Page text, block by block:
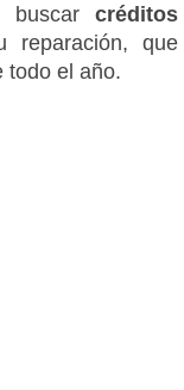
buscar créditos
reparación, que
todo el año.